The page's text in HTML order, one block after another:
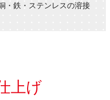
・鉄・ステンレスの溶接
上げ